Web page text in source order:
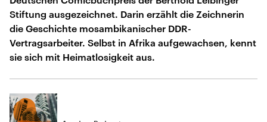
Stiftung ausgezeichnet. Darin erzählt die Zeichnerin
die Geschichte mosambikanischer DDR-
Vertragsarbeiter. Selbst in Afrika aufgewachsen, kennt
sie sich mit Heimatlosigkeit aus.